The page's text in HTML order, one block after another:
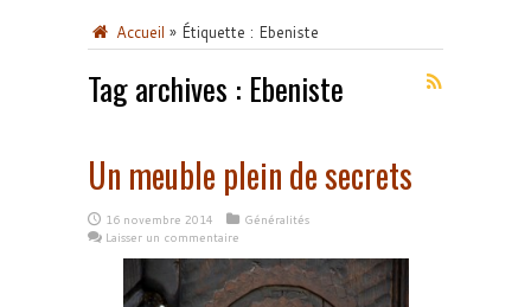
Accueil » Étiquette : Ebeniste
Tag archives : Ebeniste
Un meuble plein de secrets
16 novembre 2014
Généralités
Laisser un commentaire